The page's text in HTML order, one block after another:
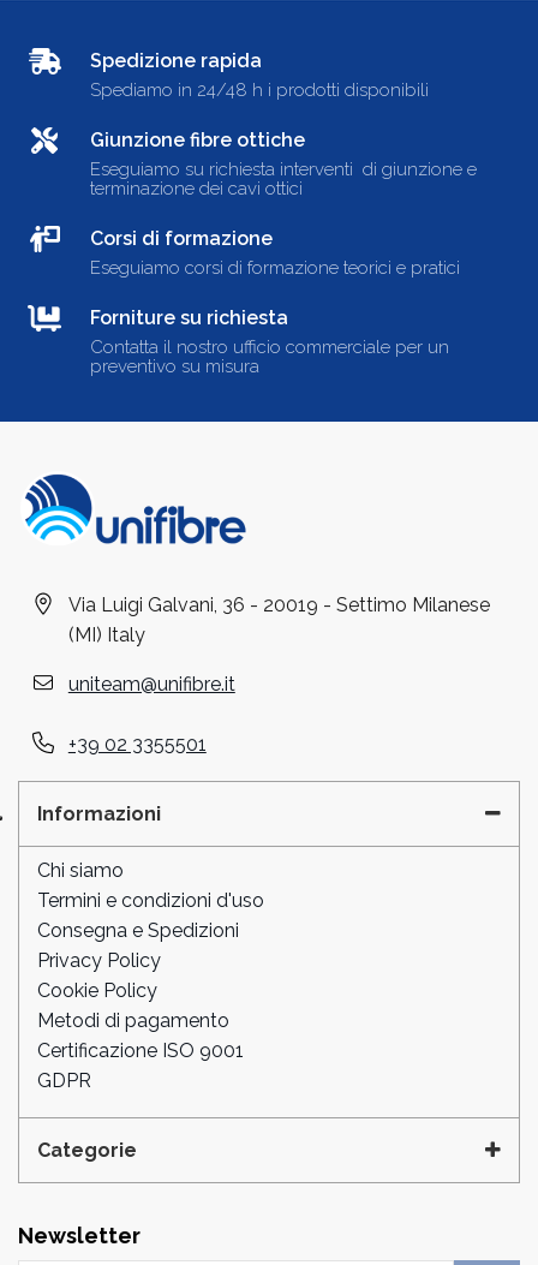
Spedizione rapida
Spediamo in 24/48 h i prodotti disponibili
Giunzione fibre ottiche
Eseguiamo su richiesta interventi di giunzione e
terminazione dei cavi ottici
Corsi di formazione
Eseguiamo corsi di formazione teorici e pratici
Forniture su richiesta
Contatta il nostro ufficio commerciale per un
preventivo su misura
Via Luigi Galvani, 36 - 20019 - Settimo Milanese
(MI) Italy
uniteam@unifibre.it
+39 02 3355501
Informazioni
Chi siamo
Termini e condizioni d'uso
Consegna e Spedizioni
Privacy Policy
Cookie Policy
Metodi di pagamento
Certificazione ISO 9001
GDPR
Categorie
Newsletter